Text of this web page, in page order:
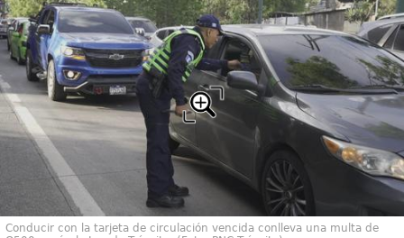
Conducir con la tarjeta de circulación vencida conlleva una multa de